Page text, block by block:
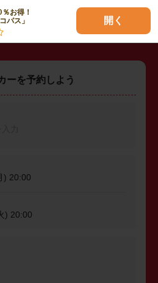
お得！
パス」
開く
村市 ・壱岐市
ーを予約しよう
) 20:00
) 20:00